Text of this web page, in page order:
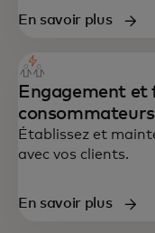
En savoir plus
Engagement et
consommateurs
Établissez et
avec vos clients.
En savoir plus